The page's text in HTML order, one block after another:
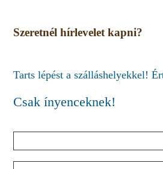
Szeretnél hírlevelet kapni?
Tarts lépést a szálláshelyekkel!
Csak ínyenceknek!